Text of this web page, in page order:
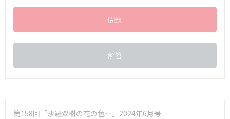
問題
解答
第158回「沙羅双樹の花の色‥」2024年6月号